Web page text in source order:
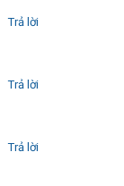
Trả lời
Trả lời
Trả lời